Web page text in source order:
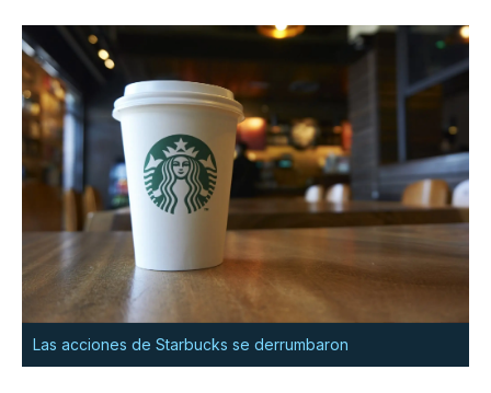
Las acciones de Starbucks se derrumbaron